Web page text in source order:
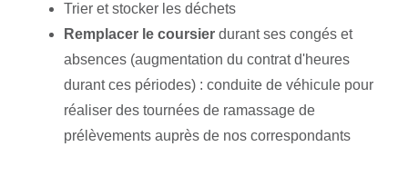
Trier et stocker les déchets
Remplacer le coursier durant ses congés et
absences (augmentation du contrat d'heures
durant ces périodes) : conduite de véhicule pour
réaliser des tournées de ramassage de
prélèvements auprès de nos correspondants